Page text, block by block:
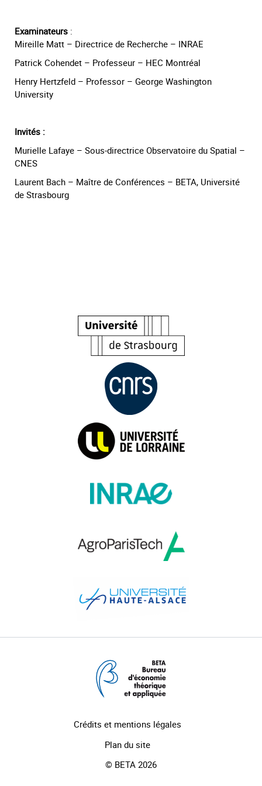
Examinateurs :
Mireille Matt – Directrice de Recherche – INRAE
Patrick Cohendet – Professeur – HEC Montréal
Henry Hertzfeld – Professor – George Washington
University
Invités :
Murielle Lafaye – Sous-directrice Observatoire du Spatial –
CNES
Laurent Bach – Maître de Conférences – BETA, Université
de Strasbourg
Crédits et mentions légales
Plan du site
© BETA 2026